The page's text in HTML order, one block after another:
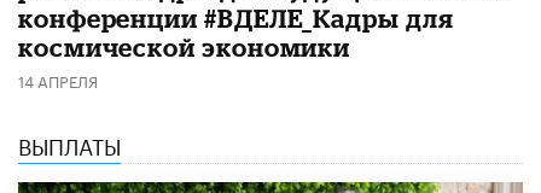
конференции #ВДЕЛЕ_Кадры для
космической экономики
14 АПРЕЛЯ
ВЫПЛАТЫ